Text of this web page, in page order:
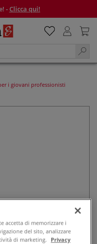
-Clicca qui!
i giovani professionisti
accetta di memorizzare i
del sito, analizzare
di marketing.
Privacy